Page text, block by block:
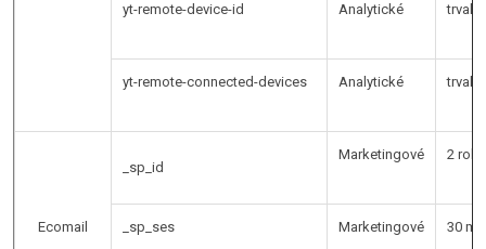
yt-remote-device-id Analytické trvalé
yt-remote-connected-devices Analytické trvalé
Ecomail
_sp_id
Marketingové 2 rok
_sp_ses Marketingové 30